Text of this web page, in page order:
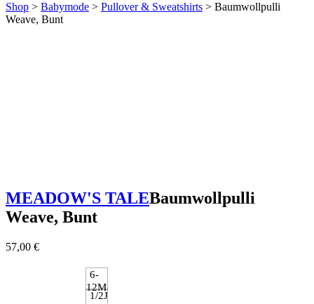
Shop > Babymode > Pullover & Sweatshirts > Baumwollpulli
Weave, Bunt
MEADOW'S TALEBaumwollpulli
Weave, Bunt
57,00 €
6-
12M
1/2J